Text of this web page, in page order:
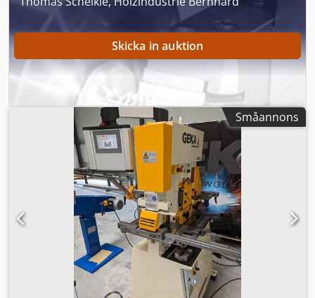
Skicka in auktion
Småannons